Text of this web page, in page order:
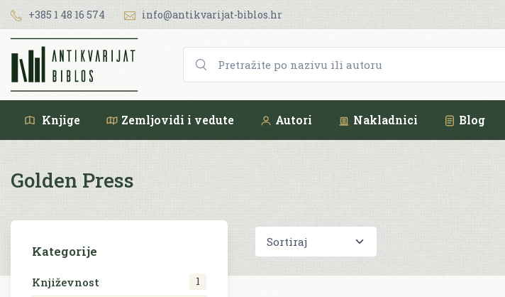
+385 1 48 16 574 info@antikvarijat-biblos.hr
Knjige Zemljovidi i vedute Autori Nakladnici Blog
Golden Press
Kategorije
Književnost 1